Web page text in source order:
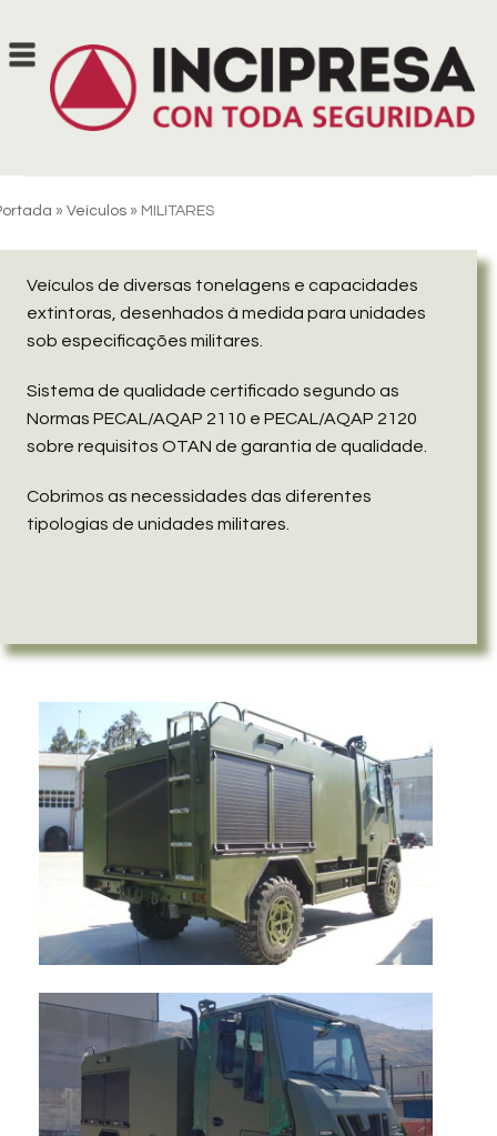
to
content
»Veículos » MILITARES
Veículos de diversas tonelagens e capacidades
extintoras, desenhados à medida para unidades
sob especificações militares.
Sistema de qualidade certificado segundo as
Normas PECAL/AQAP 2110 e PECAL/AQAP 2120
sobre requisitos OTAN de garantia de qualidade.
Cobrimos as necessidades das diferentes
tipologias de unidades militares.